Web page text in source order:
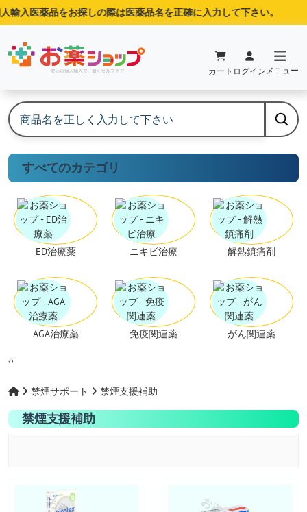
輸入医薬品をお探しの際は医薬品名を正確に入力して下さい。
カート ログイン メニュー
すべてのカテゴリ
ED治療薬
AGA治療薬
ニキビ治療
免疫関連薬
解熱鎮痛剤
がん関連薬
‹›
禁煙サポート 禁煙支援補助
禁煙支援補助